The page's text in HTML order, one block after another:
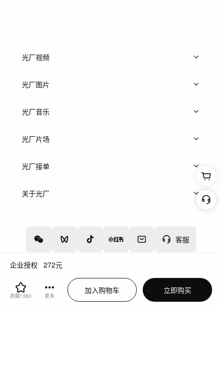
企业授权 272元
收藏1380 更多
加入购物车 立即购买
客服
光厂视频
上传视频
光厂图片
上传图片
光厂音乐
热门音乐
光厂片场
上传案例
光厂接单
上架服务
关于光厂
增值电信业务经营许可证：川B2-20160192
蜀ICP备12020238号-4
川公网安备51019002000262违法和不良信息举报中心